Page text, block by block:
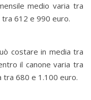
medio varia tra
612 e 990 euro.
costare in media tra
il canone varia tra
tra 680 e 1.100 euro.